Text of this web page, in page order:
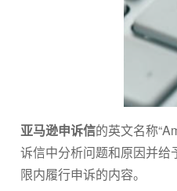
亚马逊申诉信的英文名称
诉信中分析问题和原因并
限内履行申诉的内容。